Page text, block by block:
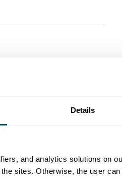
Details
and analytics solutions on
sites. Otherwise, the user